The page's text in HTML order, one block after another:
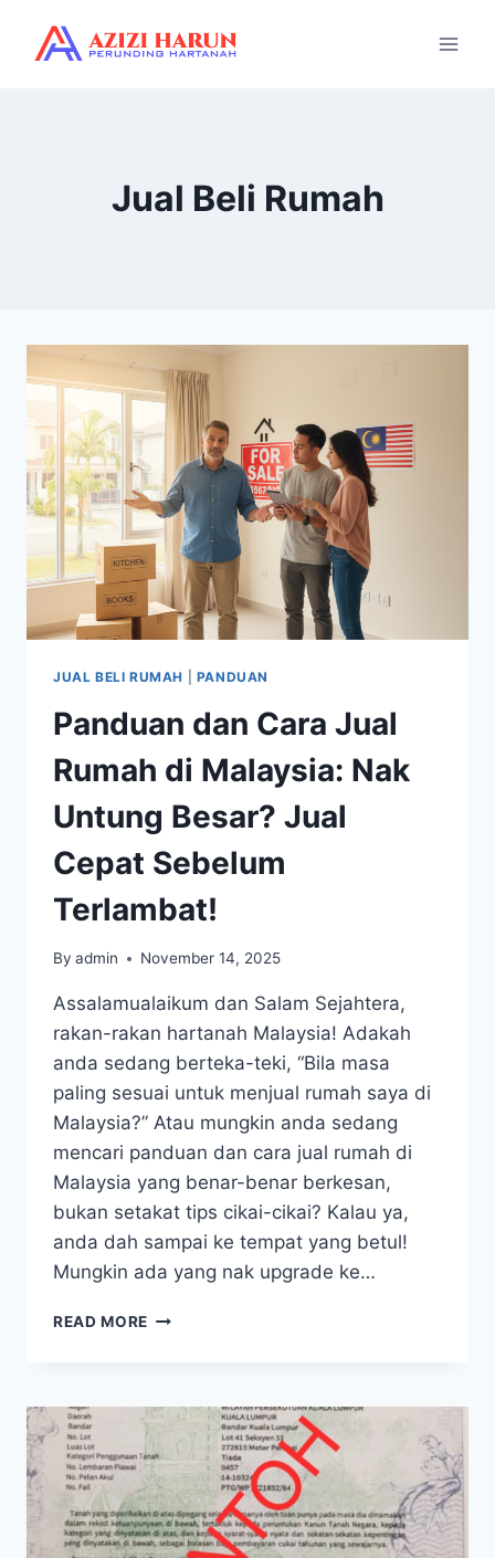
Jual Beli Rumah
JUAL BELI RUMAH PANDUAN
Panduan dan Cara Jual
Rumah di Malaysia: Nak
Untung Besar? Jual
Cepat Sebelum
Terlambat!
By admin November 14, 2025
Assalamualaikum dan Salam Sejahtera,
rakan-rakan hartanah Malaysia! Adakah
anda sedang berteka-teki, “Bila masa
paling sesuai untuk menjual rumah saya di
Malaysia?” Atau mungkin anda sedang
mencari panduan dan cara jual rumah di
Malaysia yang benar-benar berkesan,
bukan setakat tips cikai-cikai? Kalau ya,
anda dah sampai ke tempat yang betul!
Mungkin ada yang nak upgrade ke…
READ MORE